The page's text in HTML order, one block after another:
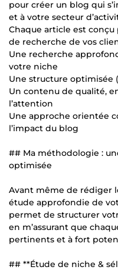
pour créer un blog qui
et à votre secteur
Chaque article est
de recherche de vos
Une recherche
votre niche
Une structure optimisée
Un contenu de qualité,
l’attention
Une approche orientée
l’impact du blog
## Ma méthodologie :
optimisée
Avant même de rédiger
étude approfondie de
permet de structurer
en m’assurant que
pertinents et à fort
## **Étude de niche &